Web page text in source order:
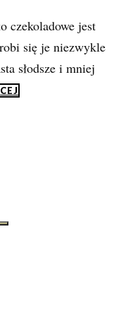
czekoladowe jest
się je niezwykle
słodsze i mniej